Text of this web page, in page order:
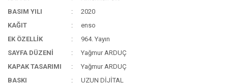
BASIM YILI
2020
KAĞIT
enso
EK ÖZELLİK
964. Yayın
SAYFA DÜZENİ
Yağmur ARDUÇ
KAPAK TASARIMI
Yağmur ARDUÇ
BASKI
UZUN DİJİTAL